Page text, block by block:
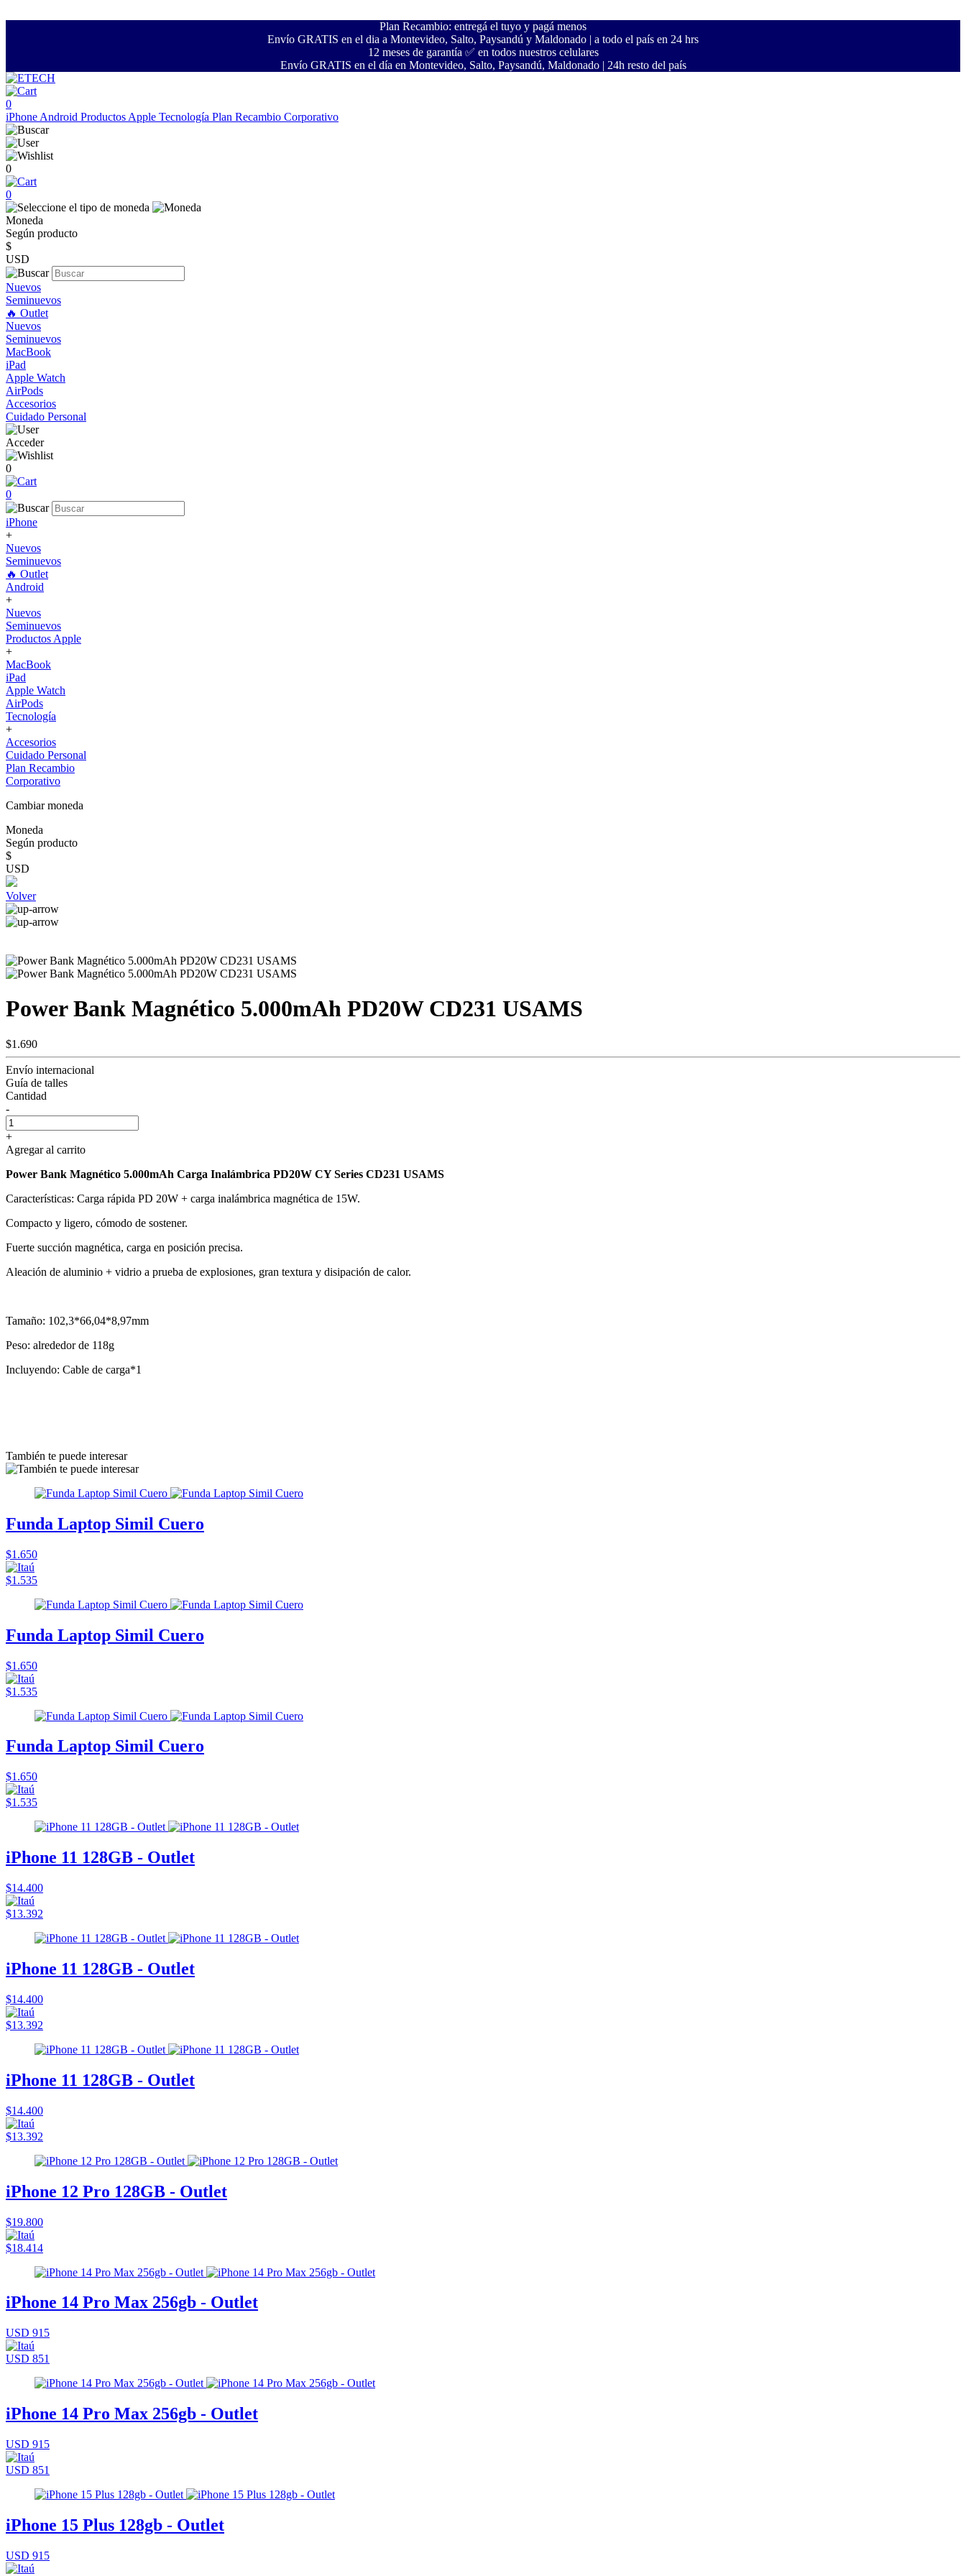
Plan Recambio: entregá el tuyo y pagá menos
Envío GRATIS en el dia a Montevideo, Salto, Paysandú y Maldonado | a todo el país en 24 hrs
12 meses de garantía ✅ en todos nuestros celulares
Envío GRATIS en el día en Montevideo, Salto, Paysandú, Maldonado | 24h resto del país
0
iPhone Android Productos Apple Tecnología Plan Recambio Corporativo
0
0
Moneda
Según producto
$
USD
Nuevos
Seminuevos
🔥 Outlet
Nuevos
Seminuevos
MacBook
iPad
Apple Watch
AirPods
Accesorios
Cuidado Personal
Acceder
0
0
iPhone
+
Nuevos
Seminuevos
🔥 Outlet
Android
+
Nuevos
Seminuevos
Productos Apple
+
MacBook
iPad
Apple Watch
AirPods
Tecnología
+
Accesorios
Cuidado Personal
Plan Recambio
Corporativo
Cambiar moneda
Moneda
Según producto
$
USD
Volver
Power Bank Magnético 5.000mAh PD20W CD231 USAMS
$1.690
Envío internacional
Guía de talles
Cantidad
-
+
Agregar al carrito
Power Bank Magnético 5.000mAh Carga Inalámbrica PD20W CY Series CD231 USAMS
Características: Carga rápida PD 20W + carga inalámbrica magnética de 15W.
Compacto y ligero, cómodo de sostener.
Fuerte succión magnética, carga en posición precisa.
Aleación de aluminio + vidrio a prueba de explosiones, gran textura y disipación de calor.
Tamaño: 102,3*66,04*8,97mm
Peso: alrededor de 118g
Incluyendo: Cable de carga*1
También te puede interesar
Funda Laptop Simil Cuero
$1.650
$1.535
Funda Laptop Simil Cuero
$1.650
$1.535
Funda Laptop Simil Cuero
$1.650
$1.535
iPhone 11 128GB - Outlet
$14.400
$13.392
iPhone 11 128GB - Outlet
$14.400
$13.392
iPhone 11 128GB - Outlet
$14.400
$13.392
iPhone 12 Pro 128GB - Outlet
$19.800
$18.414
iPhone 14 Pro Max 256gb - Outlet
USD 915
USD 851
iPhone 14 Pro Max 256gb - Outlet
USD 915
USD 851
iPhone 15 Plus 128gb - Outlet
USD 915